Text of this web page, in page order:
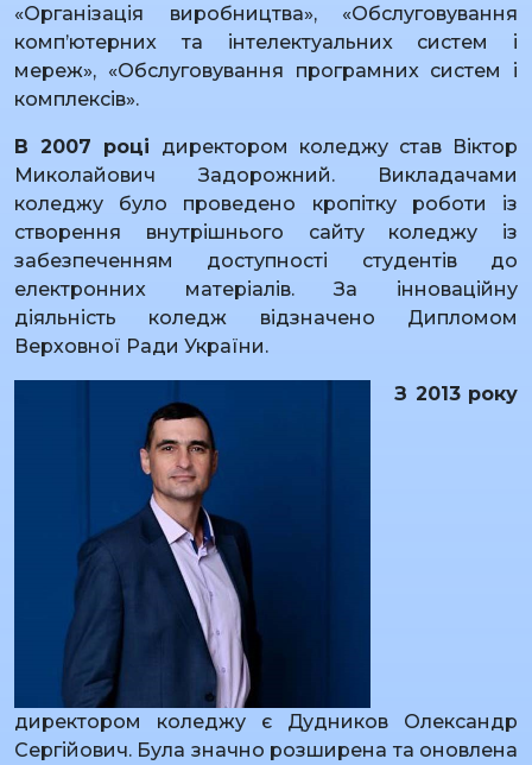
«Організація виробництва», «Обслуговування
комп’ютерних та інтелектуальних систем і
мереж», «Обслуговування програмних систем і
комплексів».
В 2007 році директором коледжу став Віктор
Миколайович Задорожний. Викладачами
коледжу було проведено кропітку роботи із
створення внутрішнього сайту коледжу із
забезпеченням доступності студентів до
електронних матеріалів. За інноваційну
діяльність коледж відзначено Дипломом
Верховної Ради України.
З 2013 року
директором коледжу є Дудников Олександр
Сергійович. Була значно розширена та оновлена